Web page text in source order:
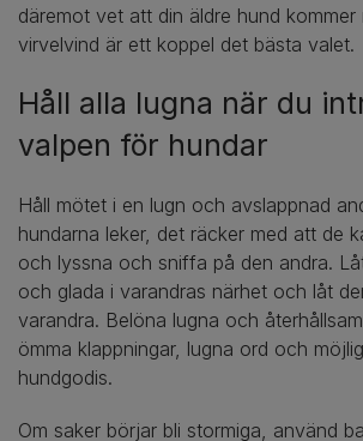
däremot vet att din äldre hund kommer
virvelvind är ett koppel det bästa valet.
Håll alla lugna när du
valpen för hundar
Håll mötet i en lugn och avslappnad
hundarna leker, det räcker med att de
och lyssna och sniffa på den andra.
och glada i varandras närhet och låt
varandra. Belöna lugna och
ömma klappningar, lugna ord och
hundgodis.
Om saker börjar bli stormiga, använd